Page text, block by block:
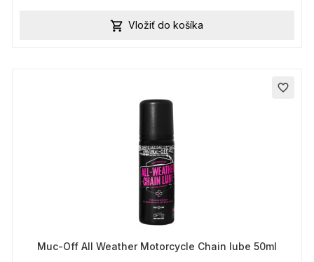
 Vložiť do košíka
favorite_border
Muc-Off All Weather Motorcycle Chain lube 50ml